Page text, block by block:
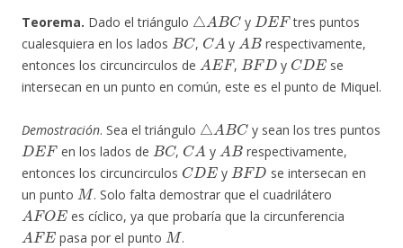
Teorema. Dado el triángulo
△ ABC
y
DEF
tres puntos
cualesquiera en los lados
BC
,
CA
y
AB
respectivamente,
entonces los circuncirculos de
AEF
,
BFD
y
CDE
se
intersecan en un punto en común, este es el punto de Miquel.
Demostración. Sea el triángulo
△ ABC
y sean los tres puntos
DEF
en los lados de
BC
,
CA
y
AB
respectivamente,
entonces los circuncirculos
CDE
y
BFD
se intersecan en
un punto
M
. Solo falta demostrar que el cuadrilátero
AFOE
es cíclico, ya que probaría que la circunferencia
AFE
pasa por el punto
M
.